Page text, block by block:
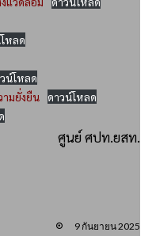
หลด
น์โหลด
ามยั่งยืน
ดาวน์โหลด
ศูนย์ ศปท.ยสท.
9 กันยายน 2025